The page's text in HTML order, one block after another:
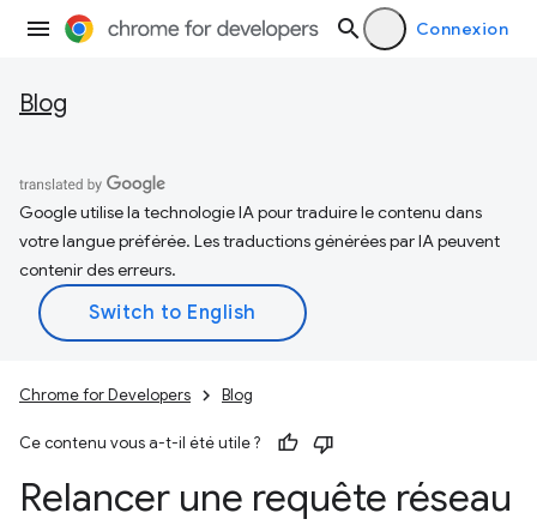
Connexion
Blog
Google utilise la technologie IA pour traduire le contenu dans
votre langue préférée. Les traductions générées par IA peuvent
contenir des erreurs.
Chrome for Developers Blog
Ce contenu vous a-t-il été utile ?
Relancer une requête réseau